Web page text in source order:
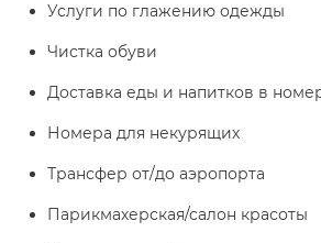
Услуги по глажению одежды
Чистка обуви
Доставка еды и напитков в
Номера для некурящих
Трансфер от/до аэропорта
Парикмахерская/салон красоты